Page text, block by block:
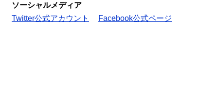
ソーシャルメディア
Twitter公式アカウント
Facebook公式ページ